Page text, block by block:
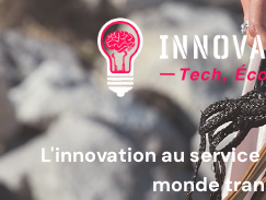
L'innovation au
monde